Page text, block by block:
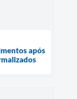
após